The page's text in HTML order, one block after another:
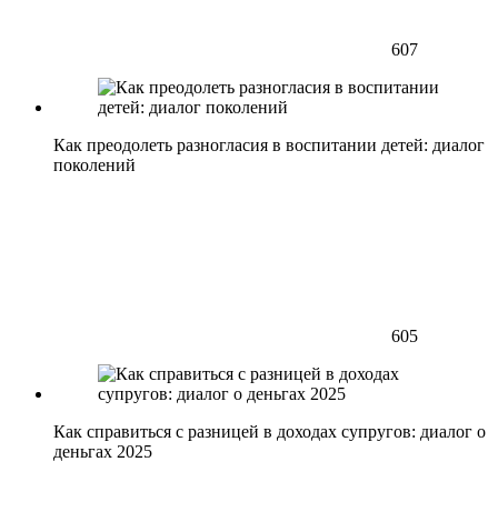
607
Как преодолеть разногласия в воспитании детей: диалог
поколений
605
Как справиться с разницей в доходах супругов: диалог о
деньгах 2025